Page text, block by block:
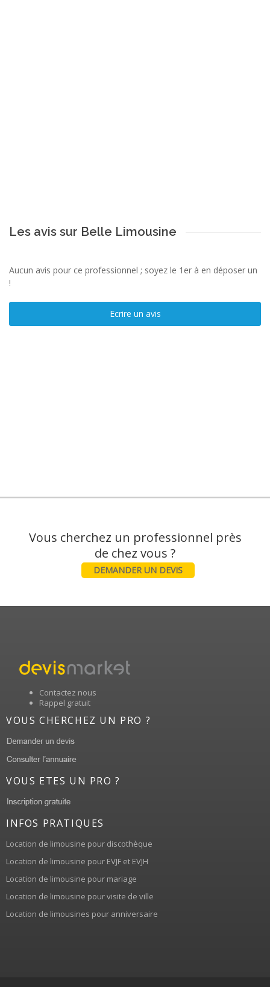
Les avis sur Belle Limousine
Aucun avis pour ce professionnel ; soyez le 1er à en déposer un
!
Ecrire un avis
Vous cherchez un professionnel près
DEMANDER UN DEVIS
Contactez nous
Rappel gratuit
VOUS CHERCHEZ UN PRO ?
VOUS ETES UN PRO ?
INFOS PRATIQUES
Location de limousine pour discothèque
Location de limousine pour EVJF et EVJH
Location de limousine pour mariage
Location de limousine pour visite de ville
Location de limousines pour anniversaire